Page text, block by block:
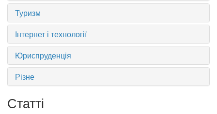
Туризм
Інтернет і технології
Юриспруденція
Різне
Статті